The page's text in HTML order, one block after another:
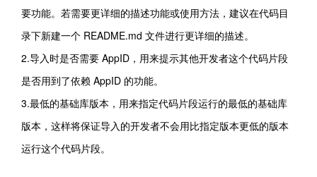
要功能。若需要更详细的描述功能或使用方法，建议在代码目
录下新建一个 README.md 文件进行更详细的描述。
2.导入时是否需要 AppID，用来提示其他开发者这个代码片段
是否用到了依赖 AppID 的功能。
3.最低的基础库版本，用来指定代码片段运行的最低的基础库
版本，这样将保证导入的开发者不会用比指定版本更低的版本
运行这个代码片段。